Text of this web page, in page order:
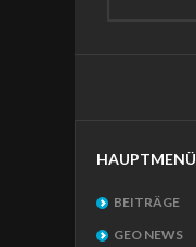
HAUPTMENÜ
BEITRÄGE
GEO NEWS